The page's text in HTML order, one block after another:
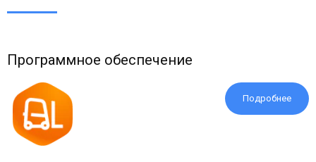
Программное обеспечение
Подробнее